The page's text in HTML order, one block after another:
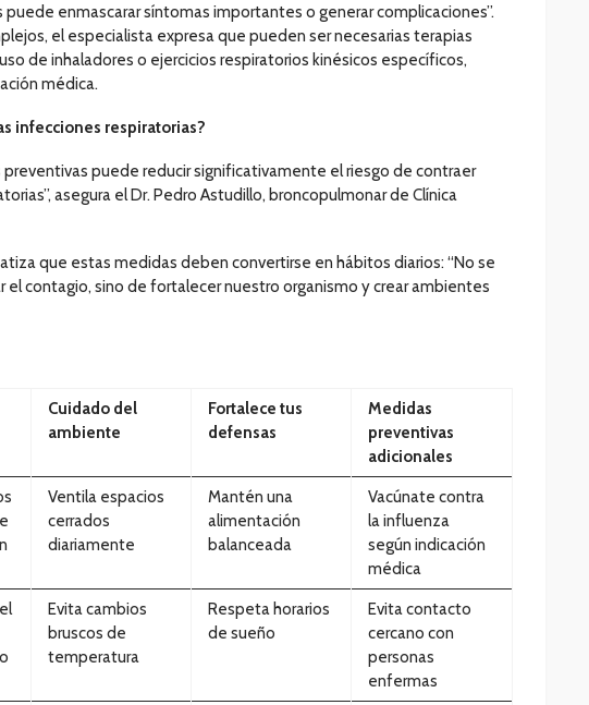
enmascarar síntomas importantes o generar complicaciones”.
el especialista expresa que pueden ser necesarias terapias
de inhaladores o ejercicios respiratorios kinésicos específicos,
médica.
infecciones respiratorias?
puede reducir significativamente el riesgo de contraer
asegura el Dr. Pedro Astudillo, broncopulmonar de Clínica
que estas medidas deben convertirse en hábitos diarios: “No se
el contagio, sino de fortalecer nuestro organismo y crear ambientes
Cuidado del
ambiente
Fortalece tus
defensas
Medidas
preventivas
adicionales
Ventila espacios
cerrados
diariamente
Mantén una
alimentación
balanceada
Vacúnate contra
la influenza
según indicación
médica
Evita cambios
bruscos de
temperatura
Respeta horarios
de sueño
Evita contacto
cercano con
personas
enfermas